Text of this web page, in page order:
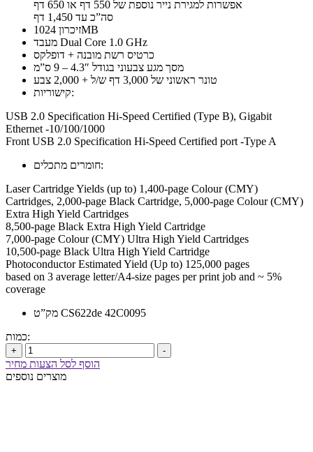
אפשרות למגירת נייר נוספת של 550 דף או 650 דף
סה”כ עד 1,450 דף
זיכרון 1024MB
מעבד Dual Core 1.0 GHz
כרטיס רשת מובנה + דופלקס
מסך מגע צבעוני בגודל 4.3″ – 9 ס”מ
טונר ראשוני של 3,000 דף ש/ל + 2,000 צבע
קישוריות:
USB 2.0 Specification Hi-Speed Certified (Type B), Gigabit
Ethernet -10/100/1000
Front USB 2.0 Specification Hi-Speed Certified port -Type A
חומרים מתכלים:
Laser Cartridge Yields (up to) 1,400-page Colour (CMY)
Cartridges, 2,000-page Black Cartridge, 5,000-page Colour (CMY)
Extra High Yield Cartridges
8,500-page Black Extra High Yield Cartridge
7,000-page Colour (CMY) Ultra High Yield Cartridges
10,500-page Black Ultra High Yield Cartridge
Photoconductor Estimated Yield (Up to) 125,000 pages
based on 3 average letter/A4-size pages per print job and ~ 5%
coverage
מק”ט CS622de 42C0095
כמות:
+ -
הוסף לסל הצעות מחיר
מוצרים נוספים